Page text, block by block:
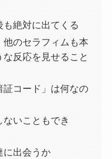
絶対に出てくる
のセラフィムも本
反応を見せること
証コード」は何なの
いこともでき
に出会うか